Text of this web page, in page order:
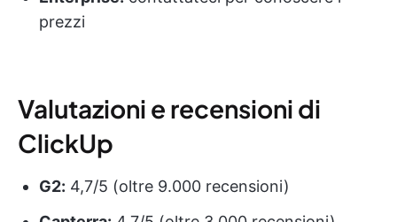
prezzi
Valutazioni e recensioni di
ClickUp
G2: 4,7/5 (oltre 9.000 recensioni)